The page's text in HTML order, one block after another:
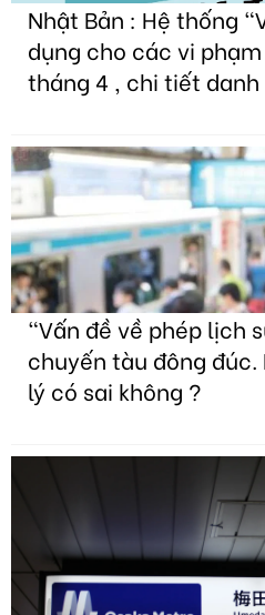
Nhật Bản : Hệ thống
dụng cho các vi
tháng 4 , chi tiết
"Vấn đề về phép lịch
chuyến tàu đông
lý có sai không ?